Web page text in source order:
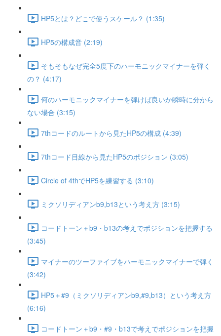
HP5とは？どこで使うスケール？ (1:35)
HP5の構成音 (2:19)
そもそもなぜ完全5度下のハーモニックマイナーを弾く
の？ (4:17)
何のハーモニックマイナーを弾けば良いか瞬時に分から
ない場合 (3:15)
7thコードのルートから見たHP5の構成 (4:39)
7thコード目線から見たHP5のポジション (3:05)
Circle of 4thでHP5を練習する (3:10)
ミクソリディアンb9,b13という考え方 (3:15)
コードトーン＋b9・b13の考えでポジションを把握する
(3:45)
マイナーのツーファイブをハーモニックマイナーで弾く
(3:42)
HP5＋#9（ミクソリディアンb9,#9,b13）という考え方
(6:16)
コードトーン＋b9・#9・b13で考えでポジションを把握